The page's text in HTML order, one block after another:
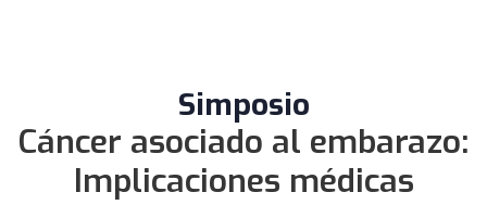
Simposio
Cáncer asociado al embarazo:
Implicaciones médicas